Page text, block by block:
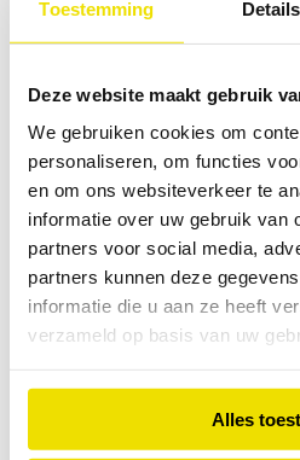
Toestemming Details
Deze website maakt gebruik
We gebruiken cookies om
personaliseren, om functies
en om ons websiteverkeer te
informatie over uw gebruik van
partners voor social media,
partners kunnen deze
informatie die u aan ze heeft
verzameld op basis van uw
Alles
Application error: a client-side
loadingwww.abd.nl(see the